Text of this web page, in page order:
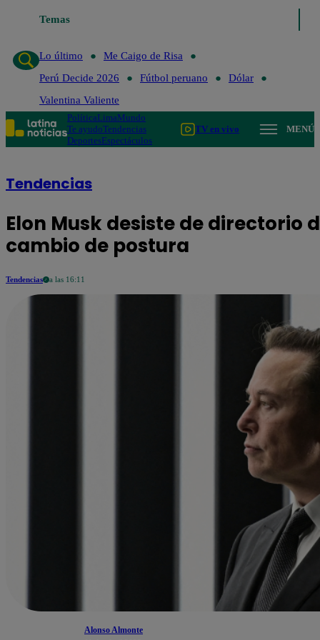
Temas
Lo último
Lo último
Me Caigo de Risa
Perú Decide 2026
Fútbol peruano
Dólar
Valentina Valiente
PolíticaLimaMundo
Te ayudoTendencias
DeportesEspectáculos
TV en vivo MENÚ
Tendencias
Elon Musk desiste de directorio
cambio de postura
Tendencias a las 16:11
Alonso Almonte